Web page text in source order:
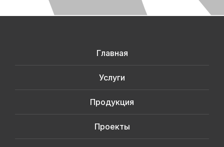
Главная
Услуги
Продукция
Проекты